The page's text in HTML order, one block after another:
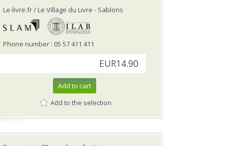
Le-livre.fr / Le Village du Livre - Sablons
Phone number : 05 57 411 411
EUR14.90
Add to cart
Add to the selection